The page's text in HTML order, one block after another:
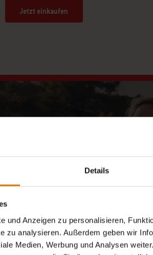
Details
und Anzeigen zu personalisieren,
zu analysieren. Außerdem geben wir
Medien, Werbung und Analysen
Jetzt einkaufen
ZEIT FÜR
Video abspielen